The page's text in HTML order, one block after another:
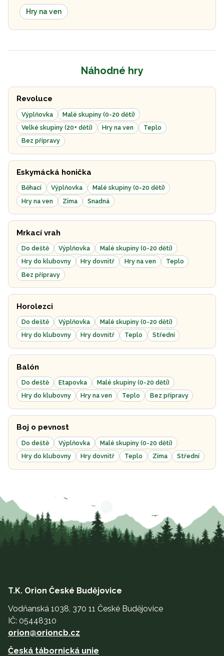
Hry na ven
Náhodné hry
Revoluce
Výplňovka
Malé skupiny (0-20 dětí)
Velké skupiny (20+ dětí)
Hry na ven
Teplo
Bez přípravy
Eskymácká honička
Běhací Výplňovka
Malé skupiny (0-20 dětí)
Hry na ven
Zima Snadná
Mrkací vrah
Do deště Výplňovka
Malé skupiny (0-20 dětí)
Hry do klubovny
Hry dovnitř Hry na ven
Teplo
Bez přípravy
Horolezci
Do deště Výplňovka
Malé skupiny (0-20 dětí)
Hry do klubovny
Hry dovnitř Teplo Střední
Balón
Do deště Etapovka
Malé skupiny (0-20 dětí)
Hry do klubovny
Hry na ven Teplo Bez přípravy
Boj o pevnost
Do deště Výplňovka
Malé skupiny (0-20 dětí)
Hry do klubovny
Hry dovnitř Teplo Zima Střední
T.K. Orion České Budějovice
Vodňanská 1038, 370 11 České Budějovice
IČ: 05448310
orion@orioncb.cz
Česká tábornická unie